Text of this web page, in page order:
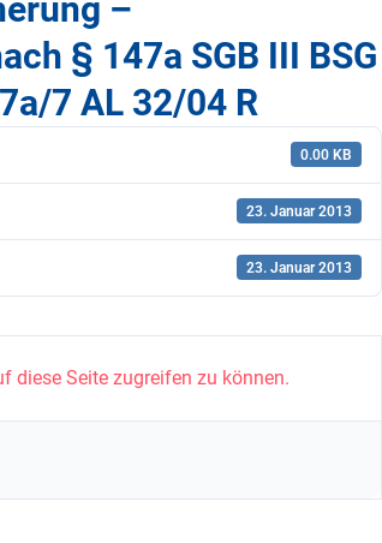
–
§ 147a SGB III BSG
7 AL 32/04 R
0.00 KB
23. Januar 2013
23. Januar 2013
diese Seite zugreifen zu können.